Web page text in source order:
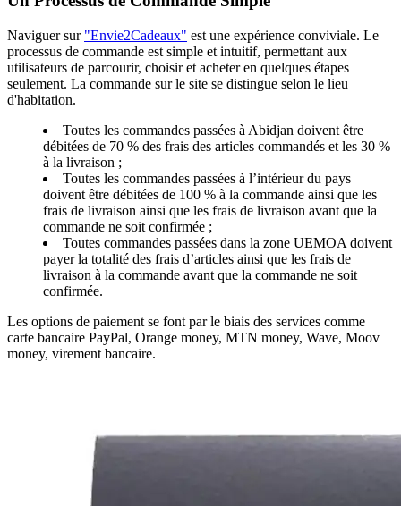
Naviguer sur "Envie2Cadeaux" est une expérience conviviale. Le
processus de commande est simple et intuitif, permettant aux
utilisateurs de parcourir, choisir et acheter en quelques étapes
seulement. La commande sur le site se distingue selon le lieu
d'habitation.
Toutes les commandes passées à Abidjan doivent être
débitées de 70 % des frais des articles commandés et les 30 %
à la livraison ;
Toutes les commandes passées à l’intérieur du pays
doivent être débitées de 100 % à la commande ainsi que les
frais de livraison ainsi que les frais de livraison avant que la
commande ne soit confirmée ;
Toutes commandes passées dans la zone UEMOA doivent
payer la totalité des frais d’articles ainsi que les frais de
livraison à la commande avant que la commande ne soit
confirmée.
Les options de paiement se font par le biais des services comme
carte bancaire PayPal, Orange money, MTN money, Wave, Moov
money, virement bancaire.